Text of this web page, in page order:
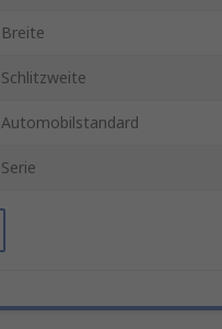
Breite
Schlitzweite
Automobilstandard
Serie